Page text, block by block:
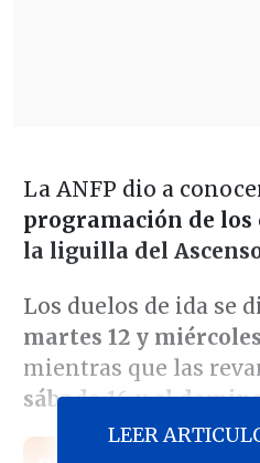
La ANFP dio a
programación de
la liguilla del
Los duelos de ida se
martes 12 y
mientras que las
sábado 16 y el
LEER